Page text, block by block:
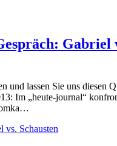
Gabriel
und lassen Sie uns diesen
Im „heute-journal“